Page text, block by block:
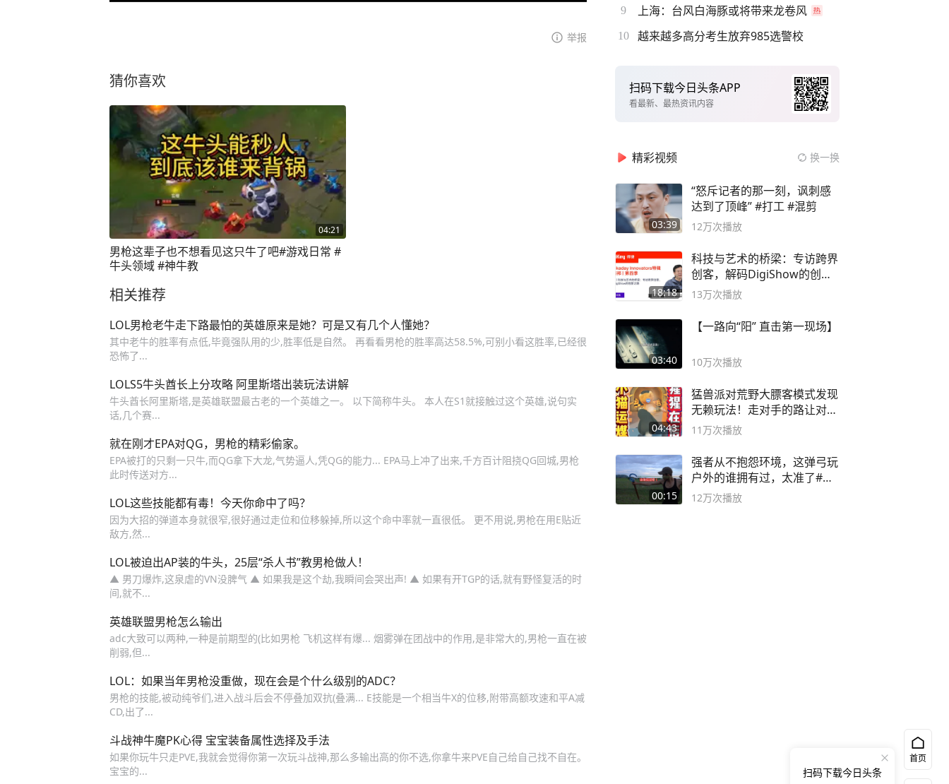
举报
猜你喜欢
04:21
男枪这辈子也不想看见这只牛了吧#游戏日常 #
牛头领域 #神牛教
相关推荐
LOL男枪老牛走下路最怕的英雄原来是她？可是又有几个人懂她？
其中老牛的胜率有点低,毕竟强队用的少,胜率低是自然。 再看看男枪的胜率高达58.5%,可别小看这胜率,已经很
恐怖了...
LOLS5牛头酋长上分攻略 阿里斯塔出装玩法讲解
牛头酋长阿里斯塔,是英雄联盟最古老的一个英雄之一。 以下简称牛头。 本人在S1就接触过这个英雄,说句实
话,几个赛...
就在刚才EPA对QG，男枪的精彩偷家。
EPA被打的只剩一只牛,而QG拿下大龙,气势逼人,凭QG的能力... EPA马上冲了出来,千方百计阻挠QG回城,男枪
此时传送对方...
LOL这些技能都有毒！今天你命中了吗？
因为大招的弹道本身就很窄,很好通过走位和位移躲掉,所以这个命中率就一直很低。 更不用说,男枪在用E贴近
敌方,然...
LOL被迫出AP装的牛头，25层“杀人书”教男枪做人！
▲ 男刀爆炸,这泉虐的VN没脾气 ▲ 如果我是这个劫,我瞬间会哭出声! ▲ 如果有开TGP的话,就有野怪复活的时
间,就不...
英雄联盟男枪怎么输出
adc大致可以两种,一种是前期型的(比如男枪 飞机这样有爆... 烟雾弹在团战中的作用,是非常大的,男枪一直在被
削弱,但...
LOL：如果当年男枪没重做，现在会是个什么级别的ADC？
男枪的技能,被动纯爷们,进入战斗后会不停叠加双抗(叠满... E技能是一个相当牛X的位移,附带高额攻速和平A减
CD,出了...
斗战神牛魔PK心得 宝宝装备属性选择及手法
如果你玩牛只走PVE,我就会觉得你第一次玩斗战神,那么多输出高的你不选,你拿牛来PVE自己给自己找不自在。
宝宝的...
9 上海：台风白海豚或将带来龙卷风
10 越来越多高分考生放弃985选警校
扫码下载今日头条APP
看最新、最热资讯内容
精彩视频 换一换
03:39
“怒斥记者的那一刻，讽刺感
达到了顶峰” #打工 #混剪
12万次播放
18:18
科技与艺术的桥梁：专访跨界
创客，解码DigiShow的创新
之路
13万次播放
03:40
【一路向“阳” 直击第一现场】
10万次播放
04:43
猛兽派对荒野大膘客模式发现
无赖玩法！走对手的路让对手
无路可走
11万次播放
00:15
强者从不抱怨环境，这弹弓玩
户外的谁拥有过，太准了#弹
弓#户外
12万次播放
首页
扫码下载今日头条